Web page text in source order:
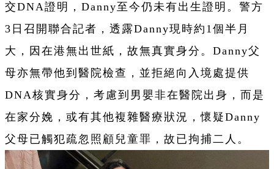
交DNA證明，Danny至今仍未有出生證明。警方
3日召開聯合記者，透露Danny現時約1個半月
大，因在港無出世紙，故無真實身分。Danny父
母亦無帶他到醫院檢查，並拒絕向入境處提供
DNA核實身分，考慮到男嬰非在醫院出身，而是
在家分娩，或有其他複雜醫療狀況，懷疑Danny
父母已觸犯疏忽照顧兒童罪，故已拘捕二人。